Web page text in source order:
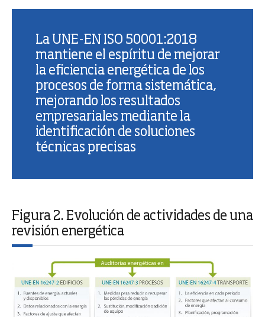
La UNE-EN ISO 50001:2018
mantiene el espíritu de mejorar
la eficiencia energética de los
procesos de forma sistemática,
mejorando los resultados
empresariales mediante la
identificación de soluciones
técnicas precisas
Figura 2. Evolución de actividades de una
revisión energética